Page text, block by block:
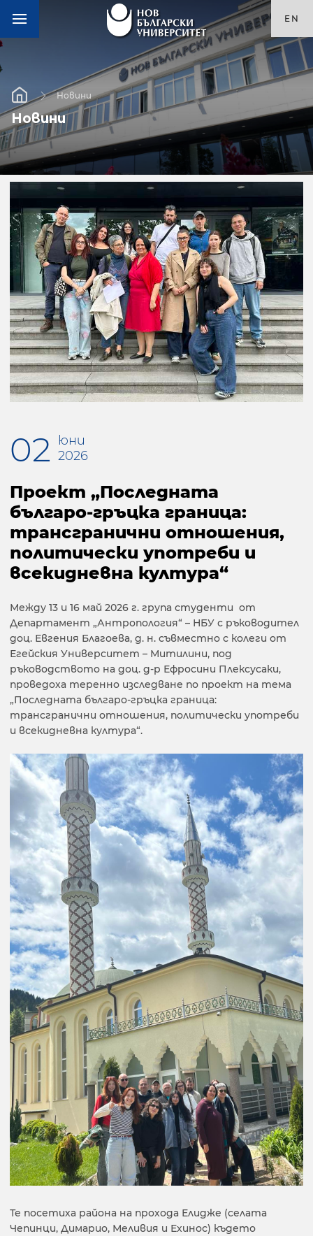
EN
Новини
Новини
02
юни
2026
Проект „Последната
българо-гръцка граница:
трансгранични отношения,
политически употреби и
всекидневна култура“
Между 13 и 16 май 2026 г. група студенти от
Департамент „Антропология“ – НБУ с ръководител
доц. Евгения Благоева, д. н. съвместно с колеги от
Егейския Университет – Митилини, под
ръководството на доц. д-р Ефросини Плексусаки,
проведоха теренно изследване по проект на тема
„Последната българо-гръцка граница:
трансгранични отношения, политически употреби
и всекидневна култура“.
Те посетиха района на прохода Елидже (селата
Чепинци, Димарио, Меливия и Ехинос) където